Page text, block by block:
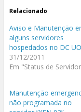
Relacionado
Aviso e Manutenção
alguns servidores
hospedados no DC
31/12/2011
Em "Status de
Manutenção
não programada no